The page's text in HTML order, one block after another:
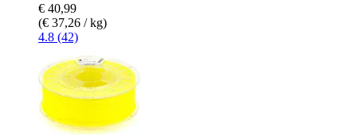
€ 40,99
(€ 37,26 / kg)
4.8 (42)